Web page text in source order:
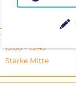
15:00 - 15:45
Starke Mitte